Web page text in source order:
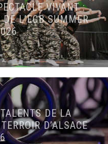
VIVANT :
L’ECB SUMMER
DE LA
D’ALSACE